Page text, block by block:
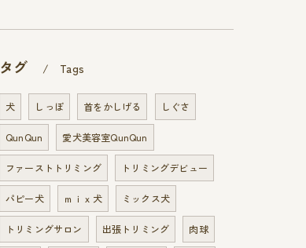
タグ Tags
犬 しっぽ 首をかしげる しぐさ
QunQun 愛犬美容室QunQun
ファーストトリミング トリミングデビュー
パピー犬 ｍｉｘ犬 ミックス犬
トリミングサロン 出張トリミング 肉球